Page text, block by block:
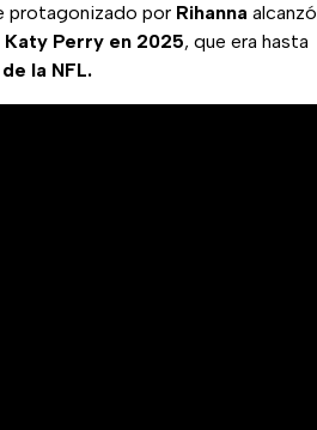
protagonizado por Rihanna alcanzó
Katy Perry en 2025, que era hasta
la NFL.